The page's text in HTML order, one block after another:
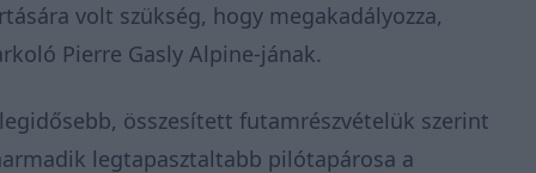
volt szükség, hogy megakadályozza,
Pierre Gasly Alpine-jának.
összesített futamrészvételük szerint
legtapasztaltabb pilótapárosa a